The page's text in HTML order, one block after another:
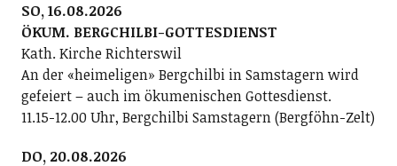
SO, 16.08.2026
ÖKUM. BERGCHILBI-GOTTESDIENST
Kath. Kirche Richterswil
An der «heimeligen» Bergchilbi in Samstagern wird
gefeiert – auch im ökumenischen Gottesdienst.
11.15-12.00 Uhr, Bergchilbi Samstagern (Bergföhn-Zelt)
DO, 20.08.2026